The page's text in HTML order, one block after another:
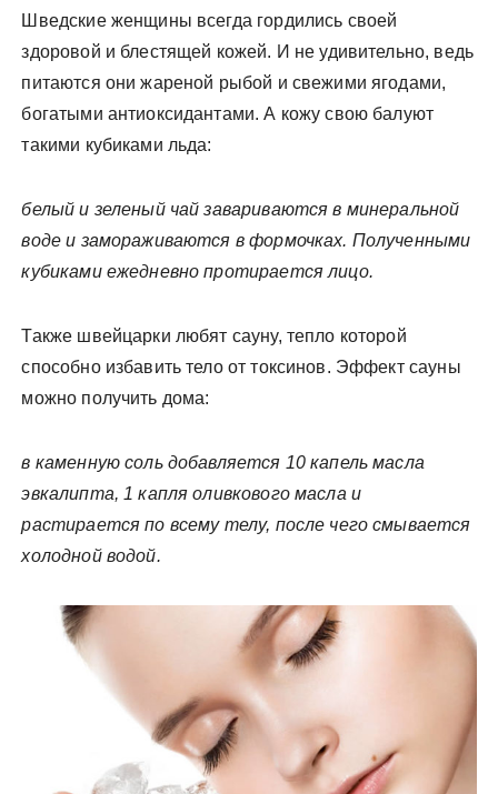
Шведские женщины всегда гордились своей
здоровой и блестящей кожей. И не удивительно, ведь
питаются они жареной рыбой и свежими ягодами,
богатыми антиоксидантами. А кожу свою балуют
такими кубиками льда:
белый и зеленый чай завариваются в минеральной
воде и замораживаются в формочках. Полученными
кубиками ежедневно протирается лицо.
Также швейцарки любят сауну, тепло которой
способно избавить тело от токсинов. Эффект сауны
можно получить дома:
в каменную соль добавляется 10 капель масла
эвкалипта, 1 капля оливкового масла и
растирается по всему телу, после чего смывается
холодной водой.